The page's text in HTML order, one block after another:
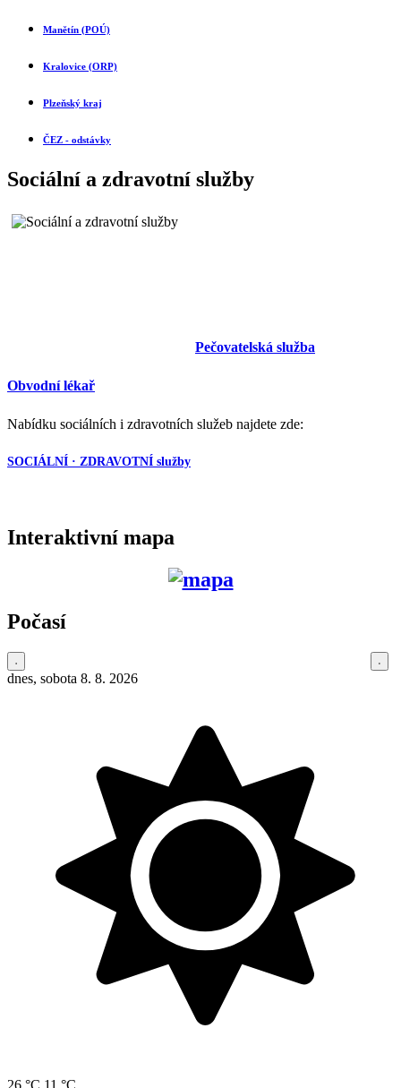
Manětín (POÚ)
Kralovice (ORP)
Plzeňský kraj
ČEZ - odstávky
Sociální a zdravotní služby
Pečovatelská služba
Obvodní lékař
Nabídku sociálních i zdravotních služeb najdete zde:
SOCIÁLNÍ · ZDRAVOTNÍ služby
Interaktivní mapa
Počasí
dnes, sobota 8. 8. 2026
26 °C 11 °C